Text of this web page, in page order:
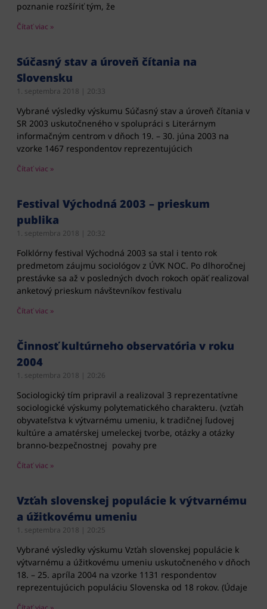
poznanie rozšíriť tým, že
Čítať viac »
Súčasný stav a úroveň čítania na
Slovensku
1. septembra 2018 20:33
Vybrané výsledky výskumu Súčasný stav a úroveň čítania v
SR 2003 uskutočneného v spolupráci s Literárnym
informačným centrom v dňoch 19. – 30. júna 2003 na
vzorke 1467 respondentov reprezentujúcich
Čítať viac »
Festival Východná 2003 – prieskum
publika
1. septembra 2018 20:32
Folklórny festival Východná 2003 sa stal i tento rok
predmetom záujmu sociológov z ÚVK NOC. Po dlhoročnej
prestávke sa až v posledných dvoch rokoch opäť realizoval
anketový prieskum návštevníkov festivalu
Čítať viac »
Činnosť kultúrneho observatória v roku
2004
1. septembra 2018 20:26
Sociologický tím pripravil a realizoval 3 reprezentatívne
sociologické výskumy polytematického charakteru. (vzťah
obyvateľstva k výtvarnému umeniu, k tradičnej ľudovej
kultúre a amatérskej umeleckej tvorbe, otázky a otázky
branno-bezpečnostnej povahy pre
Čítať viac »
Vzťah slovenskej populácie k výtvarnému
a úžitkovému umeniu
1. septembra 2018 20:25
Vybrané výsledky výskumu Vzťah slovenskej populácie k
výtvarnému a úžitkovému umeniu uskutočneného v dňoch
18. – 25. apríla 2004 na vzorke 1131 respondentov
reprezentujúcich populáciu Slovenska od 18 rokov. (Údaje